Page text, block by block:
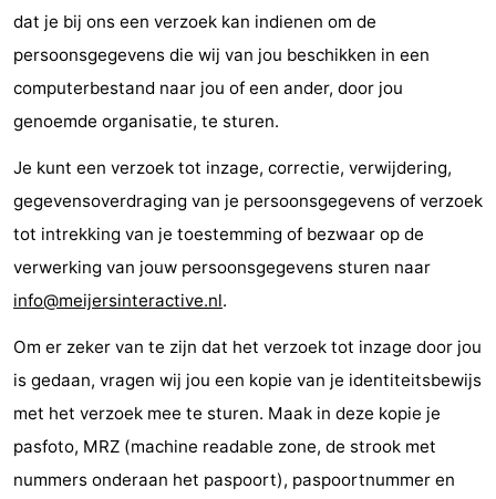
dat je bij ons een verzoek kan indienen om de
persoonsgegevens die wij van jou beschikken in een
computerbestand naar jou of een ander, door jou
genoemde organisatie, te sturen.
Je kunt een verzoek tot inzage, correctie, verwijdering,
gegevensoverdraging van je persoonsgegevens of verzoek
tot intrekking van je toestemming of bezwaar op de
verwerking van jouw persoonsgegevens sturen naar
info@meijersinteractive.nl.
Om er zeker van te zijn dat het verzoek tot inzage door jou
is gedaan, vragen wij jou een kopie van je identiteitsbewijs
met het verzoek mee te sturen. Maak in deze kopie je
pasfoto, MRZ (machine readable zone, de strook met
nummers onderaan het paspoort), paspoortnummer en